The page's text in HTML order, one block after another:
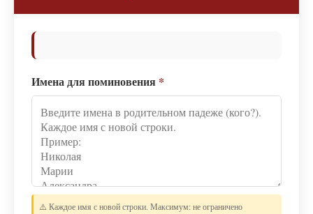
Имена для поминовения *
⚠️ Каждое имя с новой строки. Максимум: не ограничено